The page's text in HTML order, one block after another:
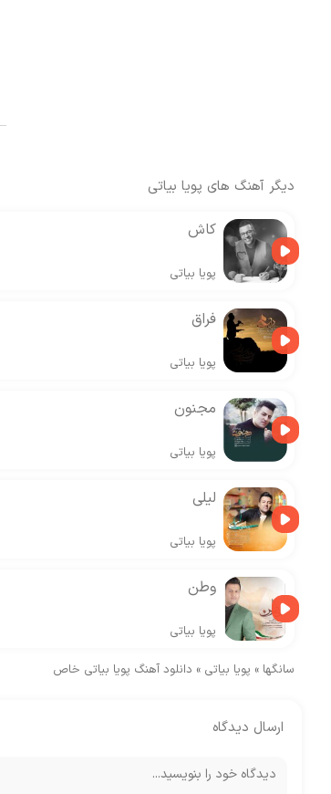
دیگر آهنگ های پویا بیاتی
کاش
پویا بیاتی
فراق
پویا بیاتی
مجنون
پویا بیاتی
لیلی
پویا بیاتی
وطن
پویا بیاتی
سانگها » پویا بیاتی » دانلود آهنگ پویا بیاتی خاص
ارسال دیدگاه